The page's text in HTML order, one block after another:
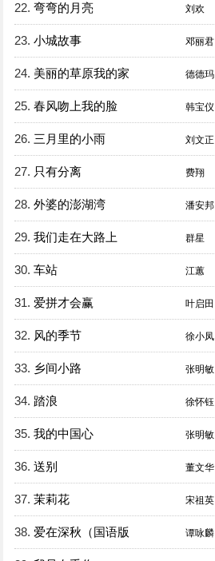
22. 弯弯的月亮 刘欢
23. 小城故事 邓丽君
24. 美丽的草原我的家 德德玛
25. 春风吻上我的脸 韩宝仪
26. 三月里的小雨 刘文正
27. 只有分离 费翔
28. 外婆的澎湖湾 潘安邦
29. 我们走在大路上 群星
30. 车站 江蕙
31. 爱拼才会赢 叶启田
32. 风的季节 徐小凤
33. 乡间小路 张明敏
34. 踏浪 徐怀钰
35. 我的中国心 张明敏
36. 送别 董文华
37. 茉莉花 宋祖英
38. 爱在深秋（国语版 谭咏麟